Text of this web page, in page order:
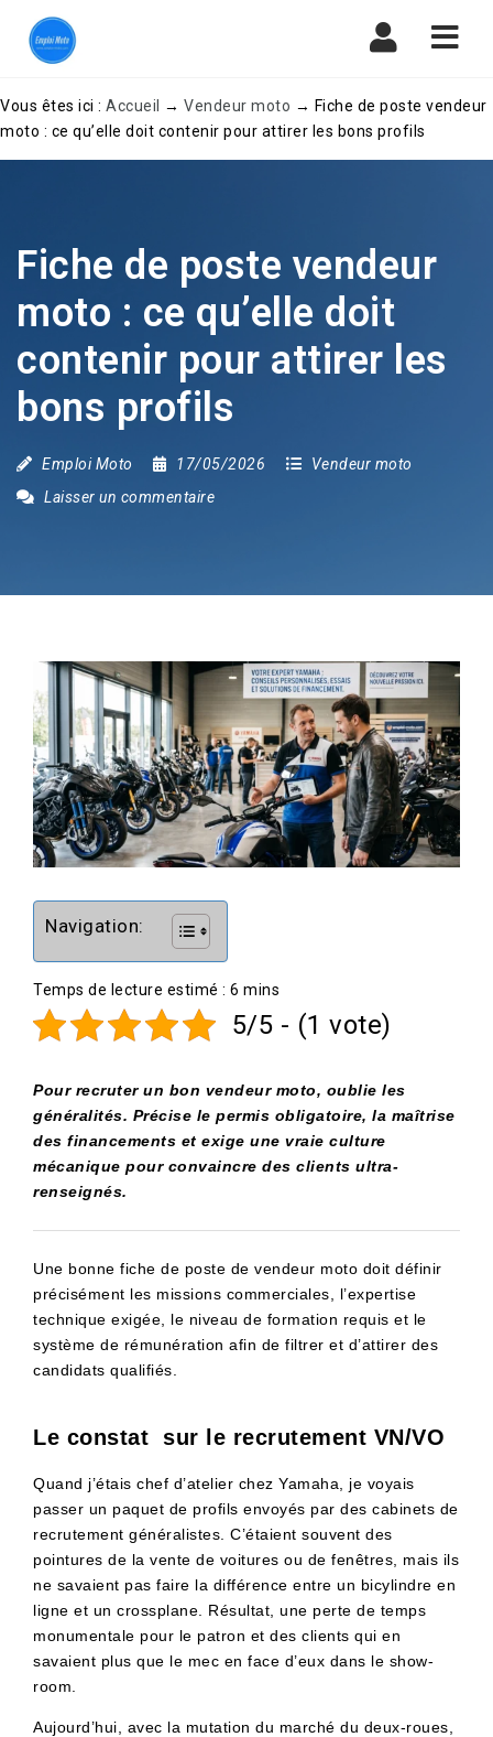
Vous êtes ici : Accueil → Vendeur moto → Fiche de poste vendeur
moto : ce qu’elle doit contenir pour attirer les bons profils
Fiche de poste vendeur
moto : ce qu’elle doit
contenir pour attirer les
bons profils
Emploi Moto 17/05/2026
Vendeur moto
Laisser un commentaire
Navigation:
5/5 - (1 vote)
Pour recruter un bon vendeur moto, oublie les
généralités. Précise le permis obligatoire, la maîtrise
des financements et exige une vraie culture
mécanique pour convaincre des clients ultra-
renseignés.
Une bonne fiche de poste de vendeur moto doit définir
précisément les missions commerciales, l’expertise
technique exigée, le niveau de formation requis et le
système de rémunération afin de filtrer et d’attirer des
candidats qualifiés.
Le constat sur le recrutement VN/VO
Quand j’étais chef d’atelier chez Yamaha, je voyais
passer un paquet de profils envoyés par des cabinets de
recrutement généralistes. C’étaient souvent des
pointures de la vente de voitures ou de fenêtres, mais ils
ne savaient pas faire la différence entre un bicylindre en
ligne et un crossplane. Résultat, une perte de temps
monumentale pour le patron et des clients qui en
savaient plus que le mec en face d’eux dans le show-
room.
Aujourd’hui, avec la mutation du marché du deux-roues,